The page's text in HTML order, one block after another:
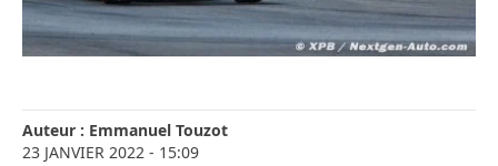
Auteur : Emmanuel Touzot
23 JANVIER 2022 - 15:09